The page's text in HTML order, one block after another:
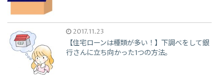
2017.11.23
【住宅ローンは種類が多い！】下調べをして銀
行さんに立ち向かった1つの方法。